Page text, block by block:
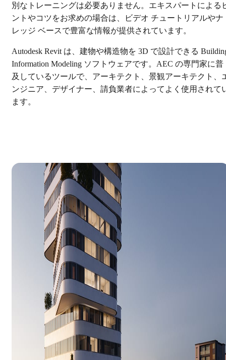
別なトレーニングは必要ありません。エキスパートによる
ントやコツをお求めの場合は、ビデオ チュートリアルやナ
レッジ ベースで豊富な情報が提供されています。
Autodesk Revit は、建物や構造物を 3D で設計できる
Information Modeling ソフトウェアです。AEC の専門家に普
及しているツールで、アーキテクト、景観アーキテクト、
ンジニア、デザイナー、請負業者によってよく使用されて
ます。